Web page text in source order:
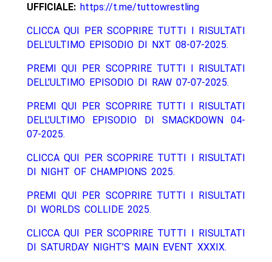
UFFICIALE: https://t.me/tuttowrestling
CLICCA QUI PER SCOPRIRE TUTTI I RISULTATI
DELL’ULTIMO EPISODIO DI NXT 08-07-2025.
PREMI QUI PER SCOPRIRE TUTTI I RISULTATI
DELL’ULTIMO EPISODIO DI RAW 07-07-2025.
PREMI QUI PER SCOPRIRE TUTTI I RISULTATI
DELL’ULTIMO EPISODIO DI SMACKDOWN 04-
07-2025.
CLICCA QUI PER SCOPRIRE TUTTI I RISULTATI
DI NIGHT OF CHAMPIONS 2025.
PREMI QUI PER SCOPRIRE TUTTI I RISULTATI
DI WORLDS COLLIDE 2025.
CLICCA QUI PER SCOPRIRE TUTTI I RISULTATI
DI SATURDAY NIGHT’S MAIN EVENT XXXIX.